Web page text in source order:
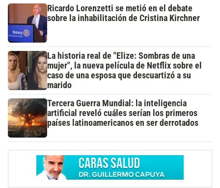
Ricardo Lorenzetti se metió en el debate
sobre la inhabilitación de Cristina Kirchner
La historia real de "Elize: Sombras de una
mujer", la nueva película de Netflix sobre el
caso de una esposa que descuartizó a su
marido
Tercera Guerra Mundial: la inteligencia
artificial reveló cuáles serían los primeros
países latinoamericanos en ser derrotados